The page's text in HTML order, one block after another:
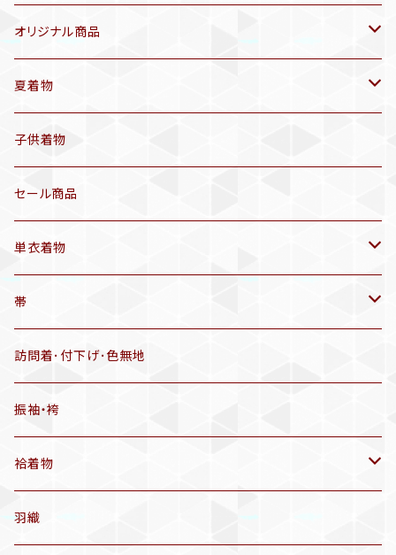
オリジナル商品
袷着物(10〜5月頃)
セオα 着物(5〜9月頃)
三分紐
帯揚げ
羽織
半幅帯
有松絞り浴衣(6～9月頃)
夏着物
アンティーク着物
リサイクル着物
子供着物
セール商品
単衣着物
アンティーク着物
リサイクル着物
帯
リサイクル帯
アンティーク帯
アンティーク仕立てかえ帯
名古屋帯
訪問着･付下げ･色無地
振袖・袴
袷着物
アンティーク着物
羽織